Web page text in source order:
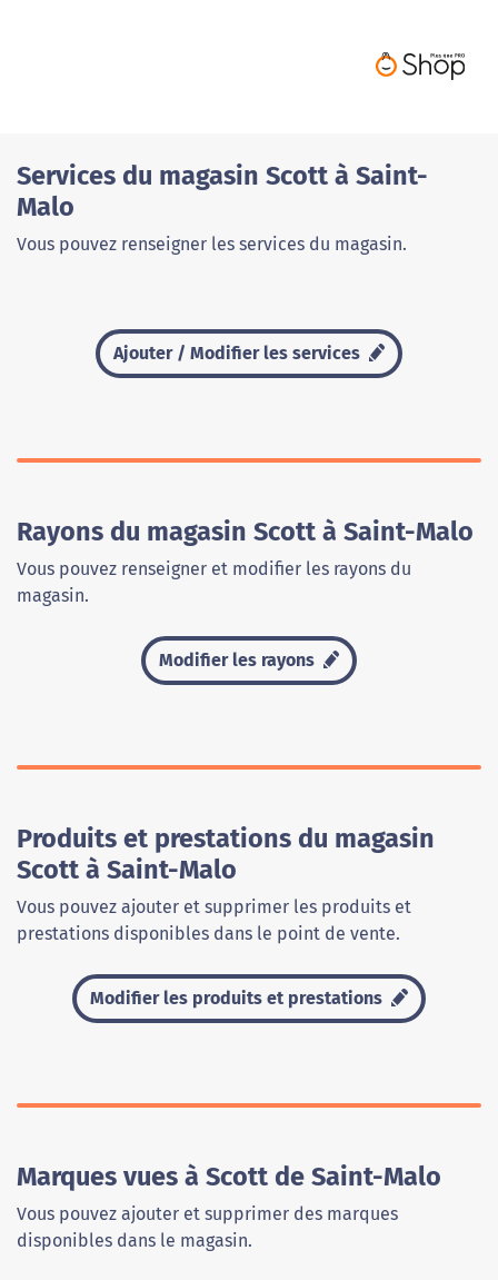
Services du magasin Scott à Saint-
Malo
Vous pouvez renseigner les services du magasin.
Ajouter / Modifier les services
Rayons du magasin Scott à Saint-Malo
Vous pouvez renseigner et modifier les rayons du
magasin.
Modifier les rayons
Produits et prestations du magasin
Scott à Saint-Malo
Vous pouvez ajouter et supprimer les produits et
prestations disponibles dans le point de vente.
Modifier les produits et prestations
Marques vues à Scott de Saint-Malo
Vous pouvez ajouter et supprimer des marques
disponibles dans le magasin.